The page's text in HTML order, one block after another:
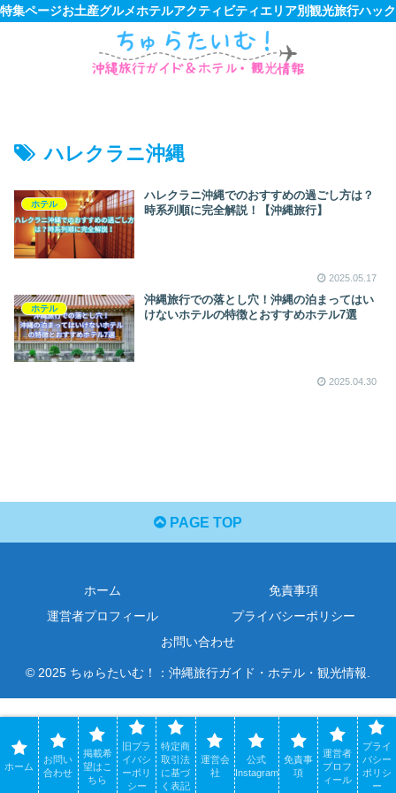
特集ページお土産グルメホテルアクティビティエリア別観光旅行ハック
ハレクラニ沖縄
ホテル
ハレクラニ沖縄でのおすすめの過ごし方は？
時系列順に完全解説！【沖縄旅行】
2025.05.17
ホテル
沖縄旅行での落とし穴！沖縄の泊まってはい
けないホテルの特徴とおすすめホテル7選
2025.04.30
PAGE TOP
ホーム
免責事項
運営者プロフィール
プライバシーポリシー
お問い合わせ
© 2025 ちゅらたいむ！：沖縄旅行ガイド・ホテル・観光情報.
ホーム
お問い
合わせ
掲載希
望はこ
ちら
旧プラ
イバシ
ーポリ
シー
特定商
取引法
に基づ
く表記
運営会
社
公式
Instagram
免責事
項
運営者
プロフ
ィール
プライ
バシー
ポリシ
ー